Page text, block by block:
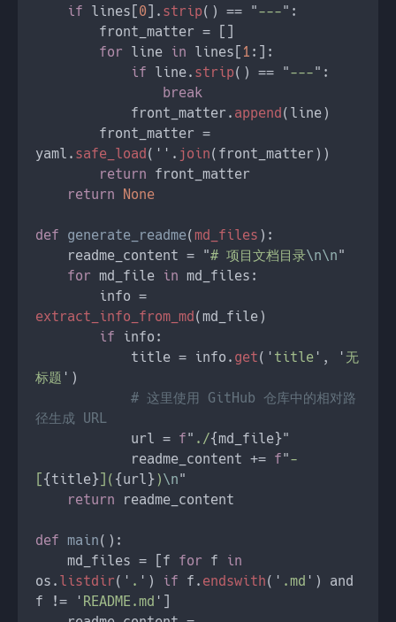
if lines[0]. strip() == "---
for line in lines[ 1
if line. strip() == "---
            front_matter.
append
yaml. safe_load (''. join
return
return
def generate_readme(md_files
    readme_content = "
# 项目文档目录\n\n
for md_file in
extract_info_from_md
if
            title = info.
get(' title ', '无
标题
# 这里使用 GitHub 仓库中的相对路
            url =
f" ./
            readme_content +=
f"-
[{title}]( {url})\n
return
def main
    md_files = [f
for f
os. listdir(' . ') if f. endswith(' .md ') and
f != ' README.md